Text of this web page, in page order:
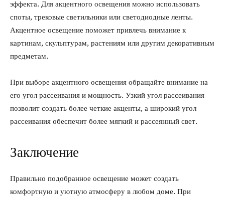
эффекта. Для акцентного освещения можно использовать
споты, трековые светильники или светодиодные ленты.
Акцентное освещение поможет привлечь внимание к
картинам, скульптурам, растениям или другим декоративным
предметам.
При выборе акцентного освещения обращайте внимание на
его угол рассеивания и мощность. Узкий угол рассеивания
позволит создать более четкие акценты, а широкий угол
рассеивания обеспечит более мягкий и рассеянный свет.
Заключение
Правильно подобранное освещение может создать
комфортную и уютную атмосферу в любом доме. При